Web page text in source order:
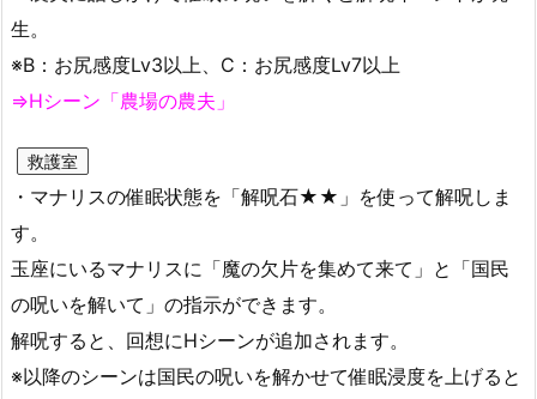
生。
※B：お尻感度Lv3以上、C：お尻感度Lv7以上
⇒Hシーン「農場の農夫」
救護室
・マナリスの催眠状態を「解呪石★★」を使って解呪しま
す。
玉座にいるマナリスに「魔の欠片を集めて来て」と「国民
の呪いを解いて」の指示ができます。
解呪すると、回想にHシーンが追加されます。
※以降のシーンは国民の呪いを解かせて催眠浸度を上げると